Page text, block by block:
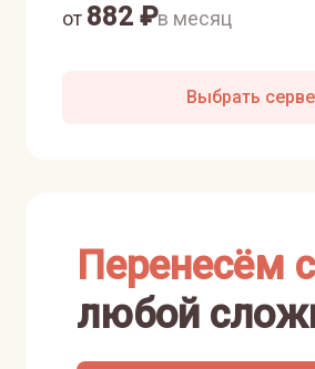
от 882 ₽в месяц
Выбрать
Перенесём
любой